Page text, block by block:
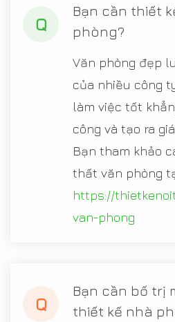
Q
Bạn cần thiết
phòng?
Văn phòng đẹp
của nhiều công
làm việc tốt
công và tạo ra
Bạn tham khảo
thất văn phòng
https://
van-phong
Q
Bạn cần bố trị
thiết kế nhà